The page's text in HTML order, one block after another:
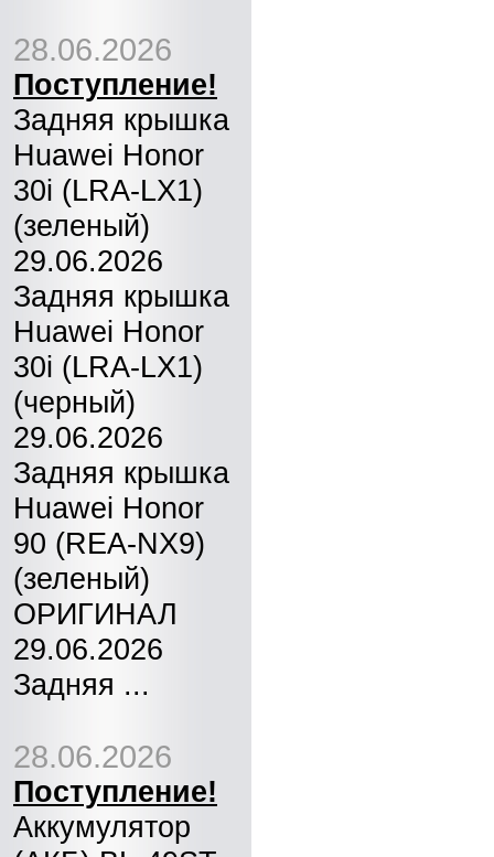
28.06.2026
Поступление!
Задняя крышка
Huawei Honor
30i (LRA-LX1)
(зеленый)
29.06.2026
Задняя крышка
Huawei Honor
30i (LRA-LX1)
(черный)
29.06.2026
Задняя крышка
Huawei Honor
90 (REA-NX9)
(зеленый)
ОРИГИНАЛ
29.06.2026
Задняя ...
28.06.2026
Поступление!
Аккумулятор